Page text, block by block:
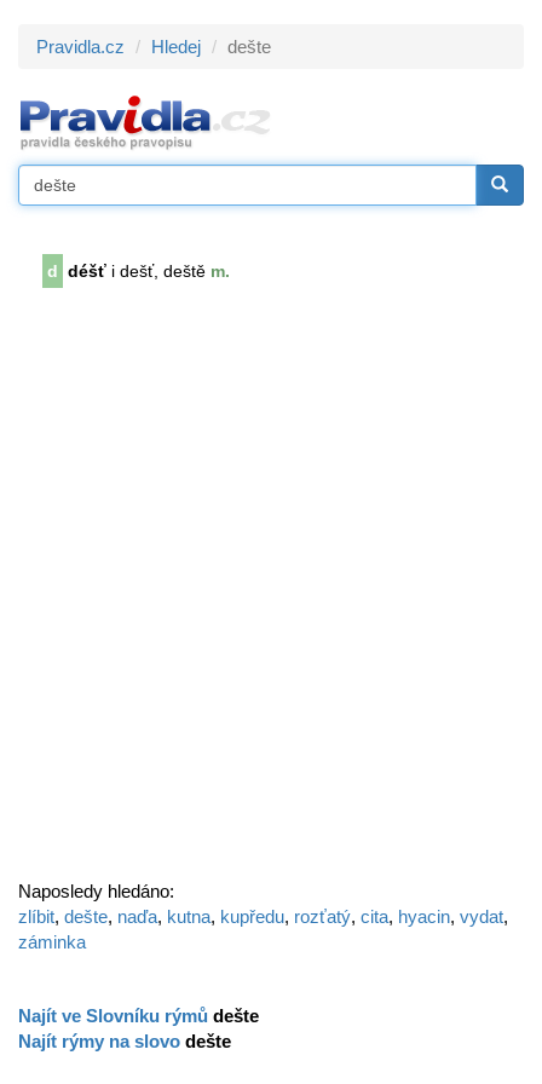
Pravidla.cz Hledej dešte
d déšť i dešť, deště m.
Naposledy hledáno:
zlíbit, dešte, naďa, kutna, kupředu, rozťatý, cita, hyacin, vydat,
záminka
Najít ve Slovníku rýmů dešte
Najít rýmy na slovo dešte